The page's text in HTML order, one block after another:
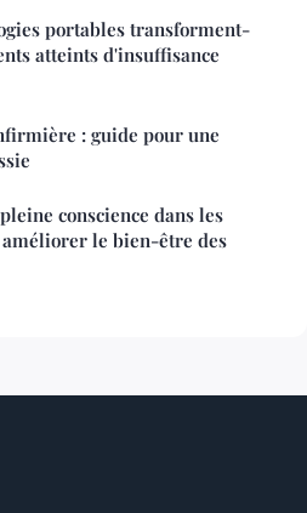
portables transforment-
atteints d'insuffisance
: guide pour une
conscience dans les
le bien-être des